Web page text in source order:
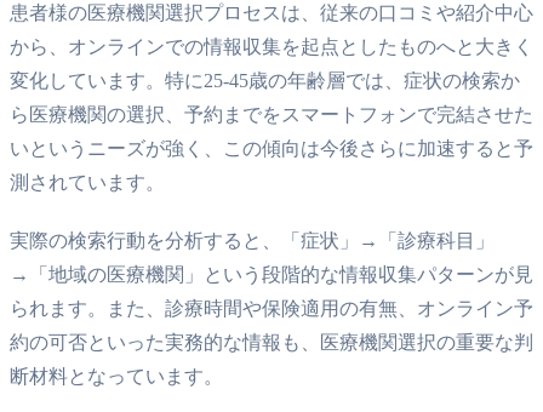
患者様の医療機関選択プロセスは、従来の口コミや紹介中心
から、オンラインでの情報収集を起点としたものへと大きく
変化しています。特に25-45歳の年齢層では、症状の検索か
ら医療機関の選択、予約までをスマートフォンで完結させた
いというニーズが強く、この傾向は今後さらに加速すると予
測されています。
実際の検索行動を分析すると、「症状」→「診療科目」
→「地域の医療機関」という段階的な情報収集パターンが見
られます。また、診療時間や保険適用の有無、オンライン予
約の可否といった実務的な情報も、医療機関選択の重要な判
断材料となっています。